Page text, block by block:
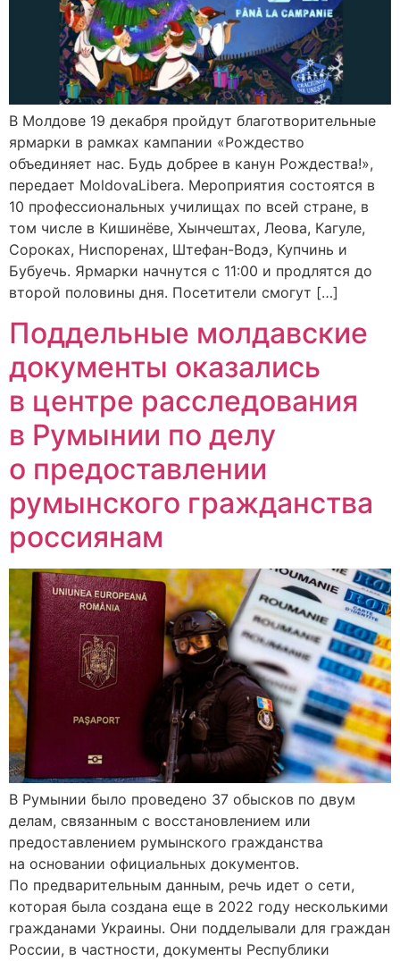
В Молдове 19 декабря пройдут благотворительные
ярмарки в рамках кампании «Рождество
объединяет нас. Будь добрее в канун Рождества!»,
передает MoldovaLibera. Мероприятия состоятся в
10 профессиональных училищах по всей стране, в
том числе в Кишинёве, Хынчештах, Леова, Кагуле,
Сороках, Ниспоренах, Штефан-Водэ, Купчинь и
Бубуечь. Ярмарки начнутся с 11:00 и продлятся до
второй половины дня. Посетители смогут […]
Поддельные молдавские
документы оказались
в центре расследования
в Румынии по делу
о предоставлении
румынского гражданства
россиянам
В Румынии было проведено 37 обысков по двум
делам, связанным с восстановлением или
предоставлением румынского гражданства
на основании официальных документов.
По предварительным данным, речь идет о сети,
которая была создана еще в 2022 году несколькими
гражданами Украины. Они подделывали для граждан
России, в частности, документы Республики